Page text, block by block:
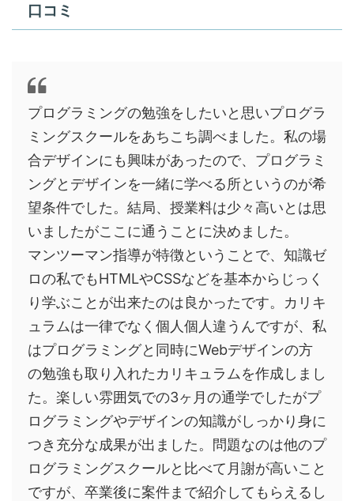
口コミ
プログラミングの勉強をしたいと思いプログラ
ミングスクールをあちこち調べました。私の場
合デザインにも興味があったので、プログラミ
ングとデザインを一緒に学べる所というのが希
望条件でした。結局、授業料は少々高いとは思
いましたがここに通うことに決めました。
マンツーマン指導が特徴ということで、知識ゼ
ロの私でもHTMLやCSSなどを基本からじっく
り学ぶことが出来たのは良かったです。カリキ
ュラムは一律でなく個人個人違うんですが、私
はプログラミングと同時にWebデザインの方
の勉強も取り入れたカリキュラムを作成しまし
た。楽しい雰囲気での3ヶ月の通学でしたがプ
ログラミングやデザインの知識がしっかり身に
つき充分な成果が出ました。問題なのは他のプ
ログラミングスクールと比べて月謝が高いこと
ですが、卒業後に案件まで紹介してもらえるし